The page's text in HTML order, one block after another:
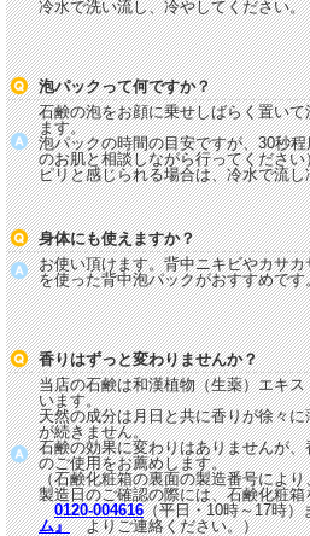
冷水で洗い流し、冷やしてください。
泡パックって何ですか？
石鹸の泡をお顔に乗せしばらく置い
ます。
泡パックの時間の目安ですが、30秒
のお肌と相談しながら行ってくださ
ピリと感じられる場合は、冷水で流
身体にも使えますか？
お使い頂けます。背中ニキビやカサ
を使った背中泡パックがおすすめです
香りはずっと変わりませんか？
当店の石鹸は和漢植物（生薬）エキ
います。
天然の成分は月日と共に香りが徐々
が続きません。
石鹸の効果に変わりはありませんが
のご使用をお薦めします。
（石鹸化粧箱の裏面の製造番号によ
製造日のご確認の際には、石鹸化粧
0120-004616（平日・10時～17時）
ム』よりご連絡ください。）